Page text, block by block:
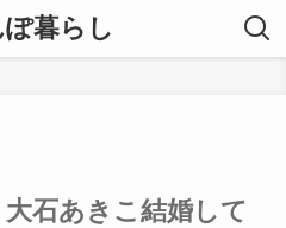
暮らし
大石あきこ結婚して